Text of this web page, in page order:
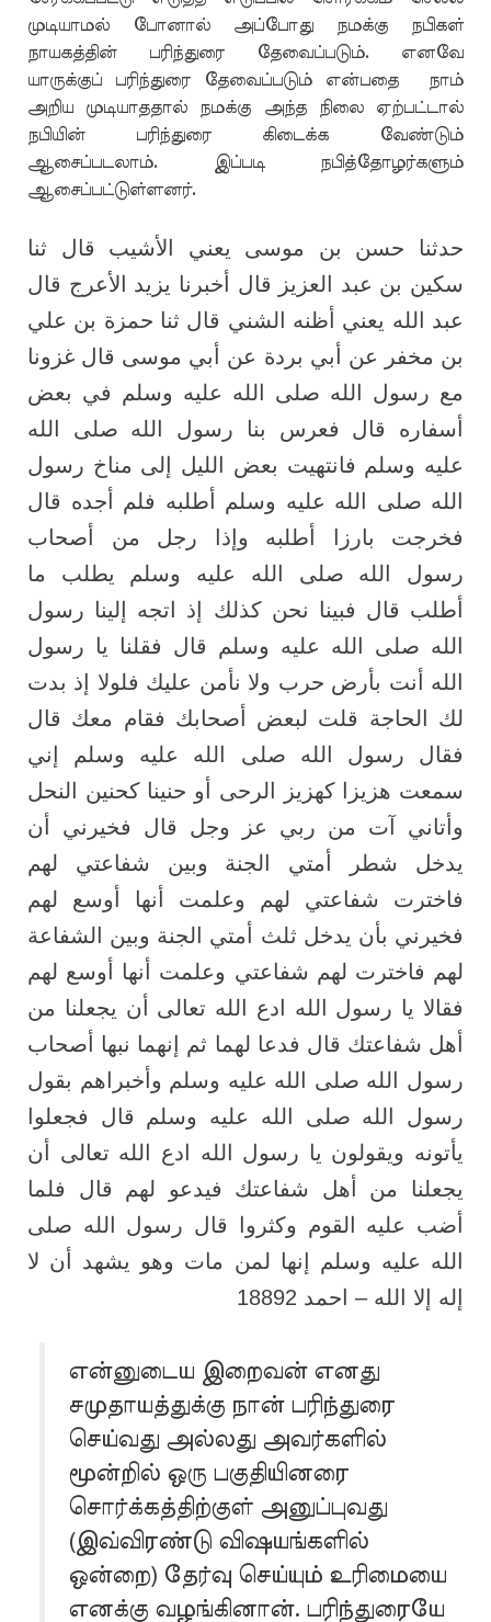
முடியாமல் போனால் அப்போது நமக்கு நபிகள்
நாயகத்தின் பரிந்துரை தேவைப்படும். எனவே
யாருக்குப் பரிந்துரை தேவைப்படும் என்பதை நாம்
அறிய முடியாததால் நமக்கு அந்த நிலை ஏற்பட்டால்
நபியின் பரிந்துரை கிடைக்க வேண்டும்
ஆசைப்படலாம். இப்படி நபித்தோழர்களும்
ஆசைப்பட்டுள்ளனர்.
حدثنا حسن بن موسى يعني الأشيب قال ثنا
سكين بن عبد العزيز قال أخبرنا يزيد الأعرج قال
عبد الله يعني أظنه الشني قال ثنا حمزة بن علي
بن مخفر عن أبي بردة عن أبي موسى قال غزونا
مع رسول الله صلى الله عليه وسلم في بعض
أسفاره قال فعرس بنا رسول الله صلى الله
عليه وسلم فانتهيت بعض الليل إلى مناخ رسول
الله صلى الله عليه وسلم أطلبه فلم أجده قال
فخرجت بارزا أطلبه وإذا رجل من أصحاب
رسول الله صلى الله عليه وسلم يطلب ما
أطلب قال فبينا نحن كذلك إذ اتجه إلينا رسول
الله صلى الله عليه وسلم قال فقلنا يا رسول
الله أنت بأرض حرب ولا نأمن عليك فلولا إذ بدت
لك الحاجة قلت لبعض أصحابك فقام معك قال
فقال رسول الله صلى الله عليه وسلم إني
سمعت هزيزا كهزيز الرحى أو حنينا كحنين النحل
وأتاني آت من ربي عز وجل قال فخيرني أن
يدخل شطر أمتي الجنة وبين شفاعتي لهم
فاخترت شفاعتي لهم وعلمت أنها أوسع لهم
فخيرني بأن يدخل ثلث أمتي الجنة وبين الشفاعة
لهم فاخترت لهم شفاعتي وعلمت أنها أوسع لهم
فقالا يا رسول الله ادع الله تعالى أن يجعلنا من
أهل شفاعتك قال فدعا لهما ثم إنهما نبها أصحاب
رسول الله صلى الله عليه وسلم وأخبراهم بقول
رسول الله صلى الله عليه وسلم قال فجعلوا
يأتونه ويقولون يا رسول الله ادع الله تعالى أن
يجعلنا من أهل شفاعتك فيدعو لهم قال فلما
أضب عليه القوم وكثروا قال رسول الله صلى
الله عليه وسلم إنها لمن مات وهو يشهد أن لا
إله إلا الله – احمد 18892
என்னுடைய இறைவன் எனது
சமுதாயத்துக்கு நான் பரிந்துரை
செய்வது அல்லது அவர்களில்
மூன்றில் ஒரு பகுதியினரை
சொர்க்கத்திற்குள் அனுப்புவது
(இவ்விரண்டு விஷயங்களில்
ஒன்றை) தேர்வு செய்யும் உரிமையை
எனக்கு வழங்கினான். பரிந்துரையே